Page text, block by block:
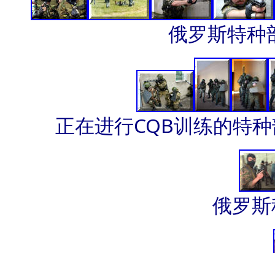
俄罗斯特种
正在进行CQB训练的特
俄罗